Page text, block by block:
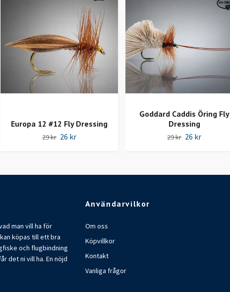
Europa 12 #12 Fly Dressing
29 kr 26 kr
Goddard Caddis Öring Fly
Dressing
29 kr 26 kr
man vill ha för
köpas till ett bra
och flugbindning
det ni vill ha. En nöjd
Användarvilkor
Om oss
Köpvillkor
Kontakt
Vanliga frågor